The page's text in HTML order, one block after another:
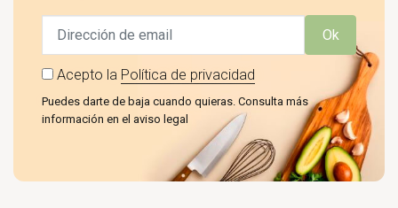
Ok
Acepto la Política de privacidad
Puedes darte de baja cuando quieras. Consulta más
información en el aviso legal